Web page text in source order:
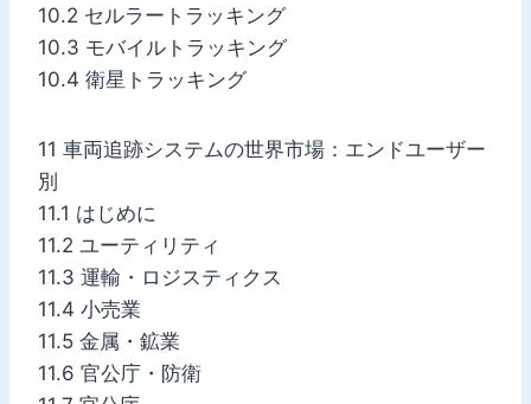
10.2 セルラートラッキング
10.3 モバイルトラッキング
10.4 衛星トラッキング
11 車両追跡システムの世界市場：エンドユーザー
別
11.1 はじめに
11.2 ユーティリティ
11.3 運輸・ロジスティクス
11.4 小売業
11.5 金属・鉱業
11.6 官公庁・防衛